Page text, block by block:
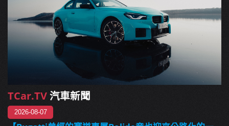
TCar.TV汽車新聞
2026-08-07